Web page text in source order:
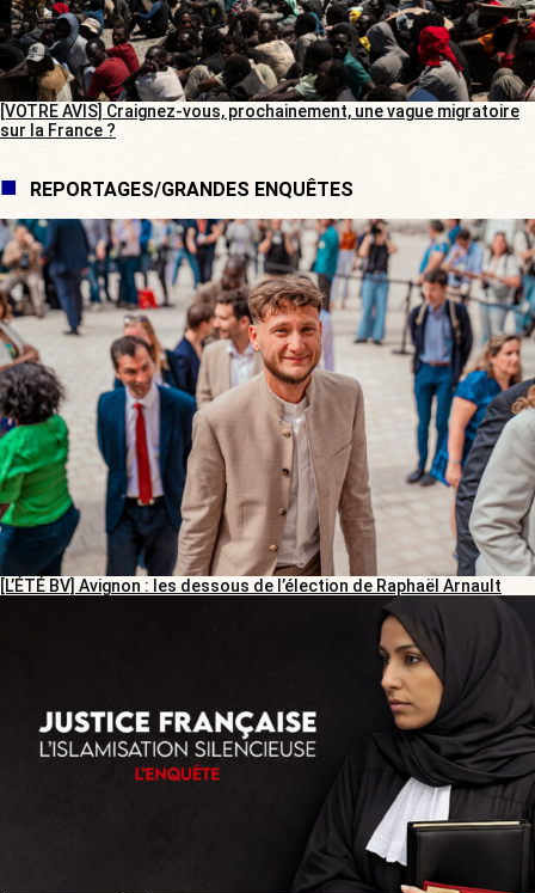
[VOTRE AVIS] Craignez-vous, prochainement, une vague migratoire
sur la France ?
REPORTAGES/GRANDES ENQUÊTES
[L’ÉTÉ BV] Avignon : les dessous de l’élection de Raphaël Arnault